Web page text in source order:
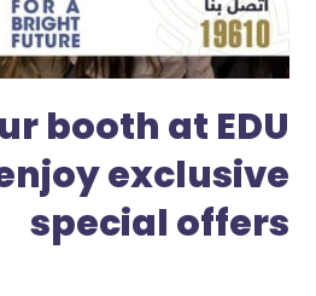
booth at EDU
exclusive
special offers